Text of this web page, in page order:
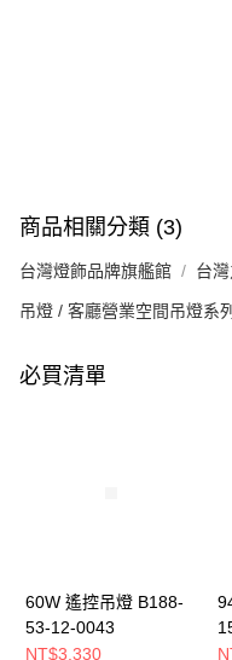
商品相關分類 (3)
台灣燈飾品牌旗艦館 台
吊燈 / 客廳營業空間吊燈系列
必買清單
60W 遙控吊燈 B188-
53-12-0043
NT$3,330